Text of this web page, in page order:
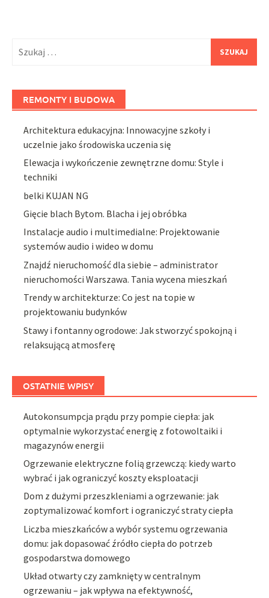
REMONTY I BUDOWA
Architektura edukacyjna: Innowacyjne szkoły i
uczelnie jako środowiska uczenia się
Elewacja i wykończenie zewnętrzne domu: Style i
techniki
belki KUJAN NG
Gięcie blach Bytom. Blacha i jej obróbka
Instalacje audio i multimedialne: Projektowanie
systemów audio i wideo w domu
Znajdź nieruchomość dla siebie – administrator
nieruchomości Warszawa. Tania wycena mieszkań
Trendy w architekturze: Co jest na topie w
projektowaniu budynków
Stawy i fontanny ogrodowe: Jak stworzyć spokojną i
relaksującą atmosferę
OSTATNIE WPISY
Autokonsumpcja prądu przy pompie ciepła: jak
optymalnie wykorzystać energię z fotowoltaiki i
magazynów energii
Ogrzewanie elektryczne folią grzewczą: kiedy warto
wybrać i jak ograniczyć koszty eksploatacji
Dom z dużymi przeszkleniami a ogrzewanie: jak
zoptymalizować komfort i ograniczyć straty ciepła
Liczba mieszkańców a wybór systemu ogrzewania
domu: jak dopasować źródło ciepła do potrzeb
gospodarstwa domowego
Układ otwarty czy zamknięty w centralnym
ogrzewaniu – jak wpływa na efektywność,